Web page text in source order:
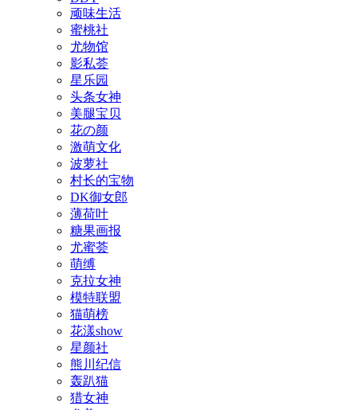
顽味生活
蜜桃社
尤物馆
影私荟
星乐园
头条女神
美腿宝贝
花の颜
激萌文化
波萝社
村长的宝物
DK御女郎
薄荷叶
糖果画报
尤蜜荟
萌缚
克拉女神
模特联盟
猫萌榜
花漾show
星颜社
熊川纪信
轰趴猫
猎女神